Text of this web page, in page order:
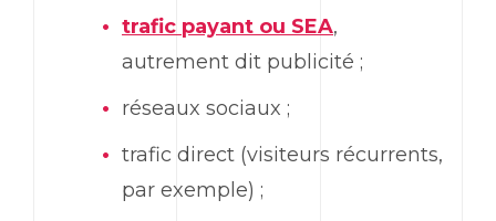
trafic payant ou SEA,
autrement dit publicité ;
réseaux sociaux ;
trafic direct (visiteurs récurrents,
par exemple) ;